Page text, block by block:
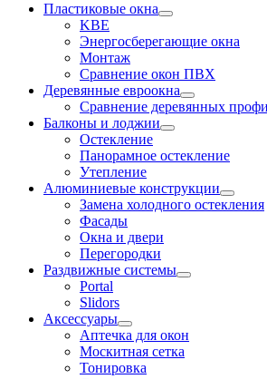
Пластиковые окна
KBE
Энергосберегающие окна
Монтаж
Сравнение окон ПВХ
Деревянные евроокна
Сравнение деревянных
Балконы и лоджии
Остекление
Панорамное остекление
Утепление
Алюминиевые конструкции
Замена холодного остекления
Фасады
Окна и двери
Перегородки
Раздвижные системы
Portal
Slidors
Аксессуары
Аптечка для окон
Москитная сетка
Тонировка